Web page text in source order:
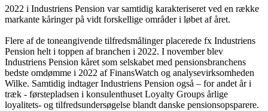
2022 i Industriens Pension var samtidig karakteriseret ved en række
markante kåringer på vidt forskellige områder i løbet af året.
Flere af de toneangivende tilfredsmålinger placerede fx Industriens
Pension helt i toppen af branchen i 2022. I november blev
Industriens Pension kåret som selskabet med pensionsbranchens
bedste omdømme i 2022 af FinansWatch og analysevirksomheden
Wilke. Samtidig indtager Industriens Pension også – for andet år i
træk - førstepladsen i konsulenthuset Loyalty Groups årlige
loyalitets- og tilfredsundersøgelse blandt danske pensionsopsparere.